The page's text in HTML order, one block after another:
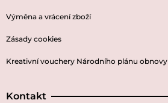
Výměna a vrácení zboží
Zásady cookies
Kreativní vouchery Národního plánu obnovy
Kontakt